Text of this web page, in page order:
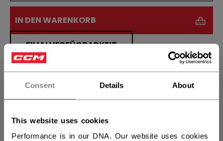
Consent Details About
This website uses cookies
Performance is in our DNA. Our website uses cookies
IN DEN WARENKORB
FILIALVERFÜGBARKEIT
Versandbestimmungen
Kostenfreie Rücksendungen